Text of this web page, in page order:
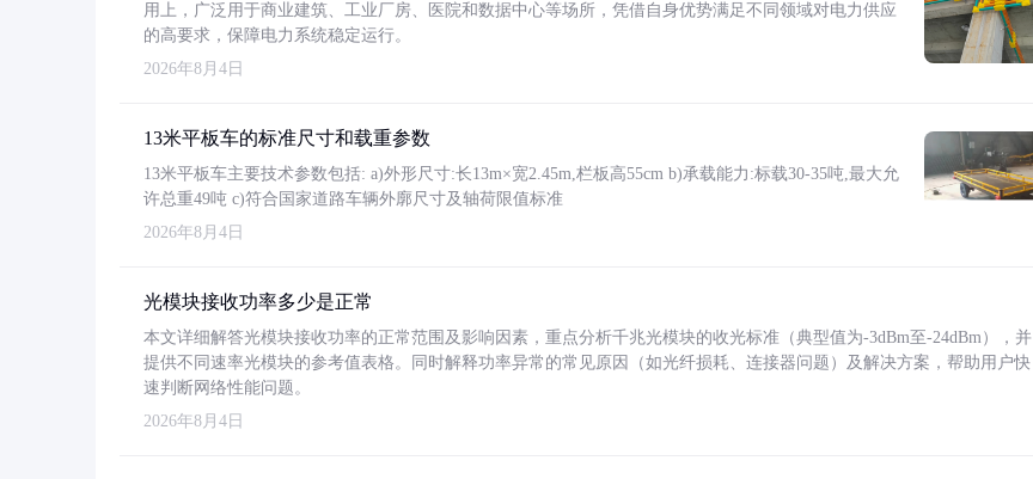
用上，广泛用于商业建筑、工业厂房、医院和数据中心等场所，凭借自身优势满足不同领域对电力供应
的高要求，保障电力系统稳定运行。
2026年8月4日
13米平板车的标准尺寸和载重参数
13米平板车主要技术参数包括: a)外形尺寸:长13m×宽2.45m,栏板高55cm b)承载能力:标载30-35吨,最大允
许总重49吨 c)符合国家道路车辆外廓尺寸及轴荷限值标准
2026年8月4日
光模块接收功率多少是正常
本文详细解答光模块接收功率的正常范围及影响因素，重点分析千兆光模块的收光标准（典型值为-3dBm至-24dBm），并
提供不同速率光模块的参考值表格。同时解释功率异常的常见原因（如光纤损耗、连接器问题）及解决方案，帮助用户快
速判断网络性能问题。
2026年8月4日